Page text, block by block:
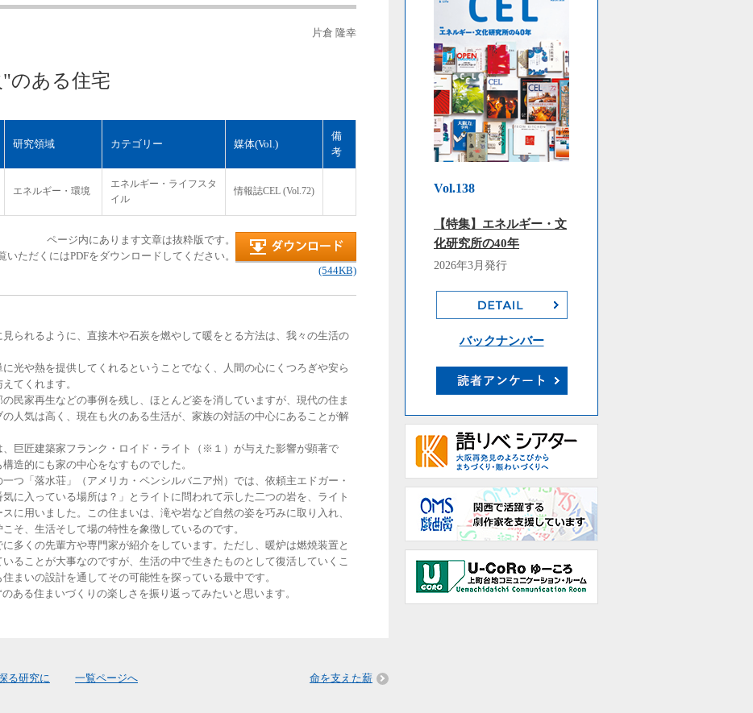
片倉 隆幸
のある住宅
研究領域 カテゴリー 媒体(Vol.)
備
考
エネルギー・環境
エネルギー・ライフスタ
イル
情報誌CEL (Vol.72)
ページ内にあります文章は抜粋版です。
いただくにはPDFをダウンロードしてください。
(544KB)
られるように、直接木や石炭を燃やして暖をとる方法は、我々の生活の
光や熱を提供してくれるということでなく、人間の心にくつろぎや安ら
てくれます。
民家再生などの事例を残し、ほとんど姿を消していますが、現代の住ま
人気は高く、現在も火のある生活が、家族の対話の中心にあることが解
巨匠建築家フランク・ロイド・ライト（※１）が与えた影響が顕著で
造的にも家の中心をなすものでした。
つ「落水荘」（アメリカ・ペンシルバニア州）では、依頼主エドガー・
に入っている場所は？」とライトに問われて示した二つの岩を、ライト
に用いました。この住まいは、滝や岩など自然の姿を巧みに取り入れ、
そ、生活そして場の特性を象徴しているのです。
多くの先輩方や専門家が紹介をしています。ただし、暖炉は燃焼装置と
ることが大事なのですが、生活の中で生きたものとして復活していくこ
まいの設計を通してその可能性を探っている最中です。
ある住まいづくりの楽しさを振り返ってみたいと思います。
る研究に 一覧ページへ 命を支えた薪
Vol.138
【特集】エネルギー・文
化研究所の40年
2026年3月発行
バックナンバー